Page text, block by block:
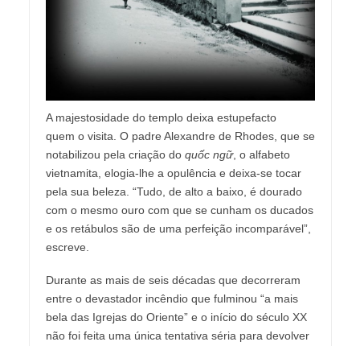
A majestosidade do templo deixa estupefacto
quem o visita. O padre Alexandre de Rhodes, que se
notabilizou pela criação do quốc ngữ, o alfabeto
vietnamita, elogia-lhe a opulência e deixa-se tocar
pela sua beleza. “Tudo, de alto a baixo, é dourado
com o mesmo ouro com que se cunham os ducados
e os retábulos são de uma perfeição incomparável”,
escreve.
Durante as mais de seis décadas que decorreram
entre o devastador incêndio que fulminou “a mais
bela das Igrejas do Oriente” e o início do século XX
não foi feita uma única tentativa séria para devolver